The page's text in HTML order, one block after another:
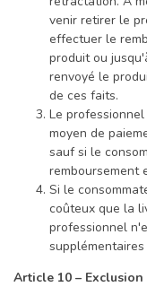
venir retirer le
effectuer le
produit ou
renvoyé le
de ces faits.
Le
moyen de
sauf si le
remboursement
Si le
coûteux que la
professionnel
Article 10 –